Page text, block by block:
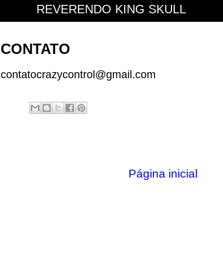
REVERENDO KING SKULL
CONTATO
contatocrazycontrol@gmail.com
Página inicial